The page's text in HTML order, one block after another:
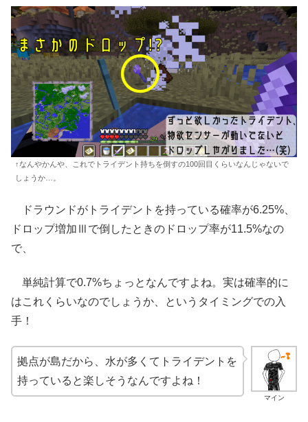
↑なんやかんや、これでトライデント持ちを倒すの100回目くらいなんじゃないで
しょうか…。
ドラウンドがトライデントを持っている確率が6.25%、
ドロップ増加Ⅲで倒したときのドロップ率が11.5%なの
で、
単純計算で0.7%ちょっとなんですよね。実は確率的に
はこれくらいなのでしょうか、というタイミングでの入
手！
マイン
拠点が島だから、水が多くてトライデントを
持っていると楽しそうなんですよね！